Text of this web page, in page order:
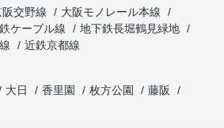
阪交野線
大阪モノレール本線
ケーブル線
地下鉄長堀鶴見緑地
近鉄京都線
大日 香里園 枚方公園
藤阪